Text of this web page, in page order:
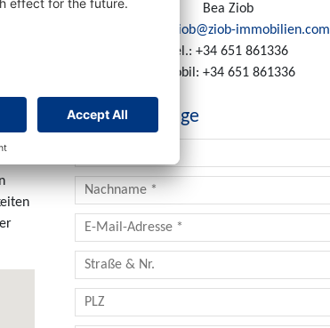
Bea Ziob
ziob@ziob-immobilien.com
Tel.: +34 651 861336
Mobil: +34 651 861336
Kontaktanfrage